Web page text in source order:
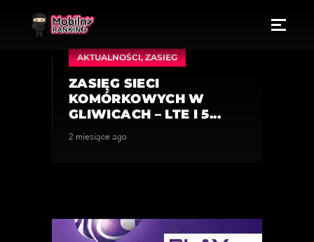
AKTUALNOŚCI,ZASIEG
ZASIĘG SIECI
KOMÓRKOWYCH W
GLIWICACH – LTE I 5...
2 miesiące ago